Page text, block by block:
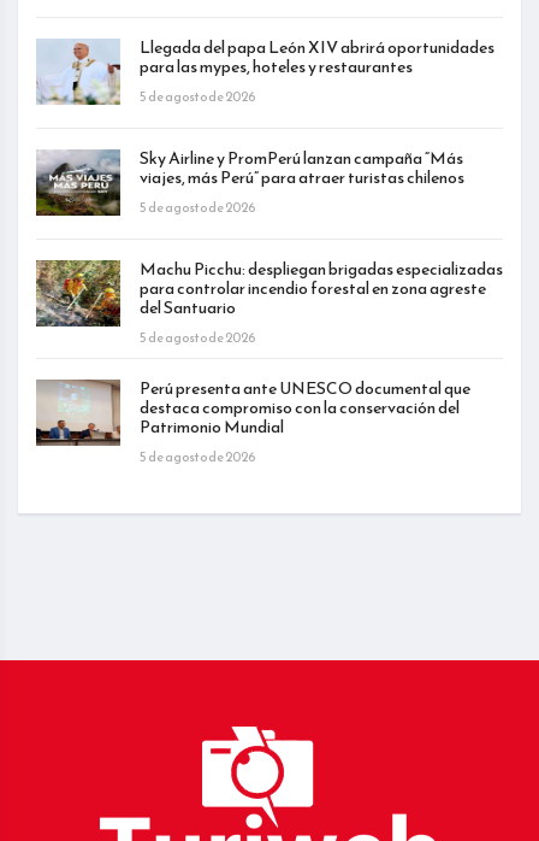
Llegada del papa León XIV abrirá oportunidades
para las mypes, hoteles y restaurantes
5 de agosto de 2026
Sky Airline y PromPerú lanzan campaña “Más
viajes, más Perú” para atraer turistas chilenos
5 de agosto de 2026
Machu Picchu: despliegan brigadas especializadas
para controlar incendio forestal en zona agreste
del Santuario
5 de agosto de 2026
Perú presenta ante UNESCO documental que
destaca compromiso con la conservación del
Patrimonio Mundial
5 de agosto de 2026